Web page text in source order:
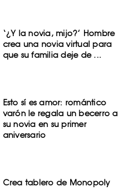
‘¿Y la novia, mijo?’ Hombre
crea una novia virtual para
que su familia deje de ...
Esto sí es amor: romántico
varón le regala un becerro a
su novia en su primer
aniversario
Crea tablero de Monopoly